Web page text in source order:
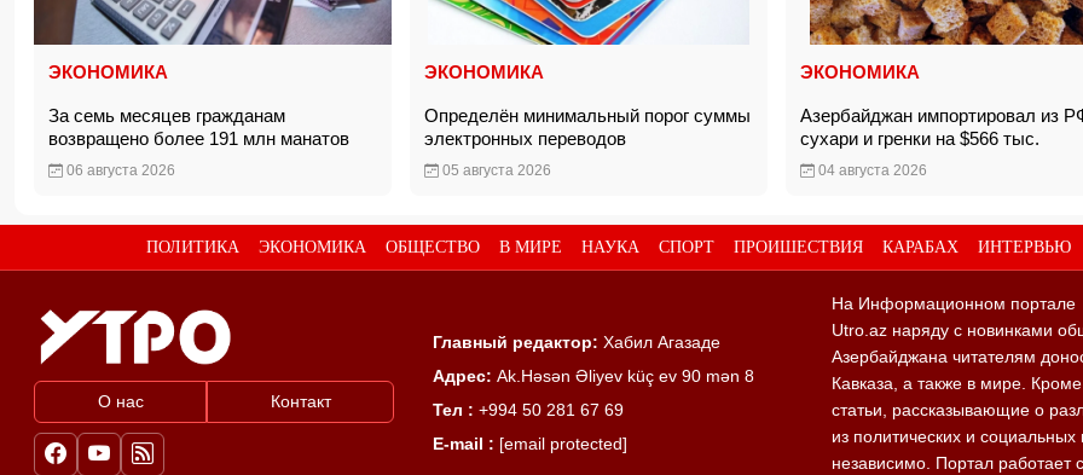
ЭКОНОМИКА
За семь месяцев гражданам
возвращено более 191 млн манатов
06 августа 2026
ЭКОНОМИКА
Определён минимальный порог суммы
электронных переводов
05 августа 2026
ЭКОНОМИКА
Азербайджан импортировал из
сухари и гренки на $566 тыс.
04 августа 2026
ПОЛИТИКА ЭКОНОМИКА ОБЩЕСТВО В МИРЕ НАУКА СПОРТ ПРОИШЕСТВИЯ КАРАБАХ ИНТЕРВЬЮ
О нас Контакт
Главный редактор: Хабил Агазаде
Адрес: Ak.Həsən Əliyev küç ev 90 mən 8
Тел : +994 50 281 67 69
E-mail : [email protected]
На Информационном портале
Utro.az наряду с новинками
Азербайджана читателям
Кавказа, а также в мире.
статьи, рассказывающие о
из политических и
независимо. Портал работает